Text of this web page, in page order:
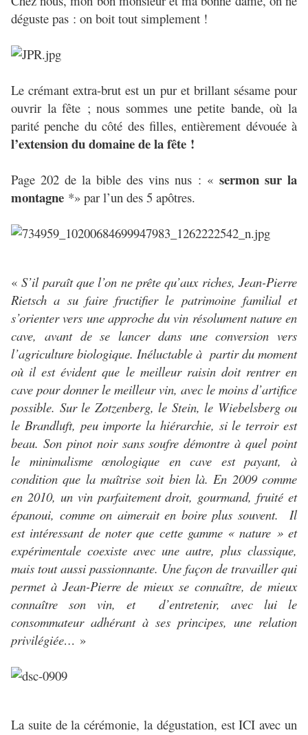
déguste pas : on boit tout simplement !
Le crémant extra-brut est un pur et brillant sésame pour
ouvrir la fête ; nous sommes une petite bande, où la
parité penche du côté des filles, entièrement dévouée à
l’extension du domaine de la fête !
Page 202 de la bible des vins nus : « sermon sur la
montagne *» par l’un des 5 apôtres.
«S’il paraît que l’on ne prête qu’aux riches, Jean-Pierre
Rietsch a su faire fructifier le patrimoine familial et
s’orienter vers une approche du vin résolument nature en
cave, avant de se lancer dans une conversion vers
l’agriculture biologique. Inéluctable à partir du moment
où il est évident que le meilleur raisin doit rentrer en
cave pour donner le meilleur vin, avec le moins d’artifice
possible. Sur le Zotzenberg, le Stein, le Wiebelsberg ou
le Brandluft, peu importe la hiérarchie, si le terroir est
beau. Son pinot noir sans soufre démontre à quel point
le minimalisme œnologique en cave est payant, à
condition que la maîtrise soit bien là. En 2009 comme
en 2010, un vin parfaitement droit, gourmand, fruité et
épanoui, comme on aimerait en boire plus souvent. Il
est intéressant de noter que cette gamme « nature » et
expérimentale coexiste avec une autre, plus classique,
mais tout aussi passionnante. Une façon de travailler qui
permet à Jean-Pierre de mieux se connaître, de mieux
connaître son vin, et d’entretenir, avec lui le
consommateur adhérant à ses principes, une relation
privilégiée… »
La suite de la cérémonie, la dégustation, est ICI avec un